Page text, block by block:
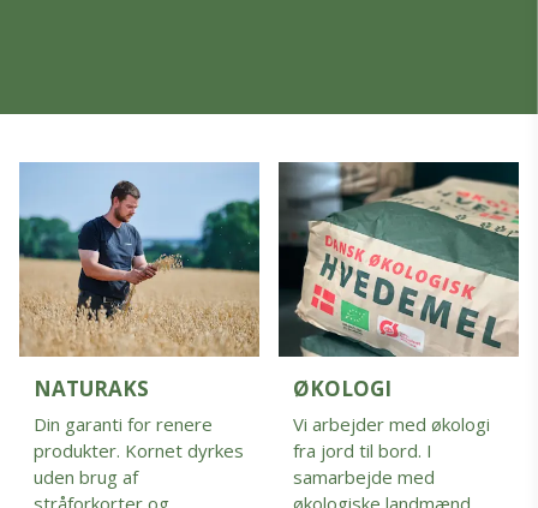
NATURAKS
Din garanti for renere
produkter. Kornet dyrkes
uden brug af
stråforkorter og
ØKOLOGI
Vi arbejder med økologi
fra jord til bord. I
samarbejde med
økologiske landmænd